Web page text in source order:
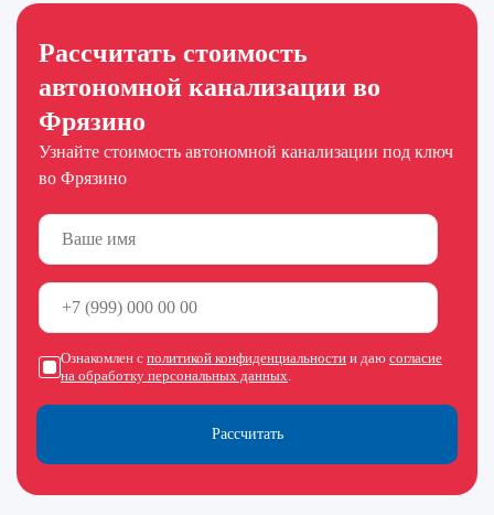
Рассчитать стоимость
автономной канализации во
Фрязино
Узнайте стоимость автономной канализации под ключ
во Фрязино
Рассчитать
Ознакомлен с политикой конфиденциальности и даю согласие
на обработку персональных данных.